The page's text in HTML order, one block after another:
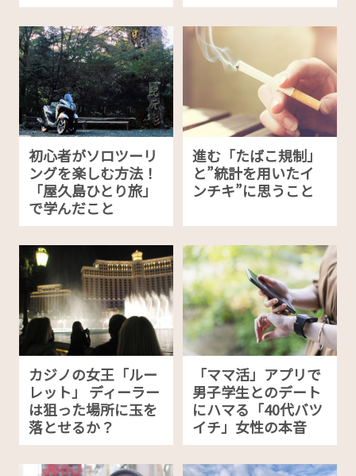
初心者がソロツーリ
ングを楽しむ方法！
「屋久島ひとり旅」
で学んだこと
進む「たばこ規制」
と”統計を用いたイ
ンチキ”に思うこと
カジノの女王「ルー
レット」 ディーラー
は狙った場所に玉を
落とせるか？
「ママ活」アプリで
男子学生とのデート
にハマる「40代バツ
イチ」女性の本音